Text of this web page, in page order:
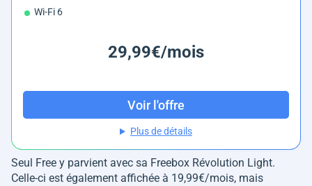
Wi-Fi 6
29,99€/mois
Voir l'offre
Plus de détails
Seul Free y parvient avec sa Freebox Révolution Light.
Celle-ci est également affichée à 19,99€/mois, mais